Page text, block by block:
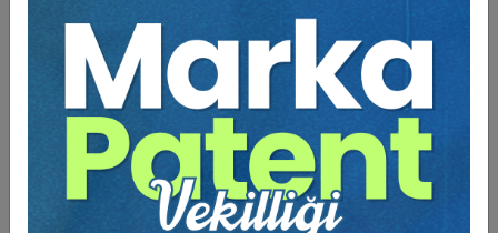
Kitap, tüm kişiler için bir başvuru kitabıdır; başka bir
anlatımla, el kitabıdır.
Bu kitapların temel niteliklerinden biri de, kapsamları içindeki
konulara ilişkin mahkeme kararlarını içermeleridir.
Uygulamaya yön veren, çözümler üreten bu kararlardır.
Kararları Yargıtay Emsal Kararlar bölümünden aldım. Bunu
yaparken elbette kararları taradım ve en yeni kararlara ağırlık